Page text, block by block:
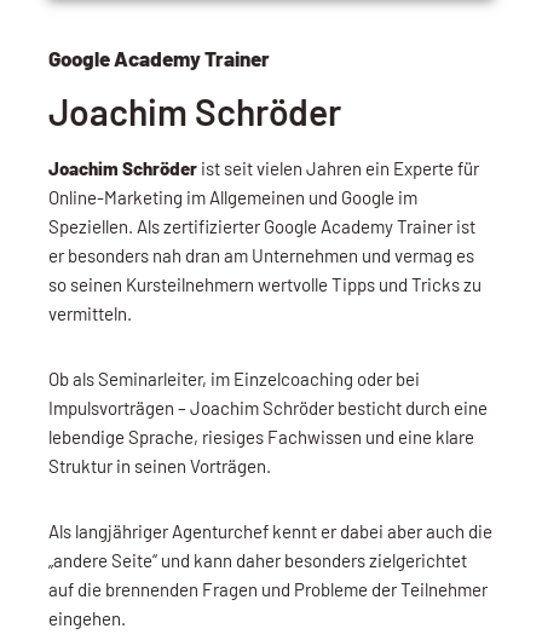
Google Academy Trainer
Joachim Schröder
Joachim Schröder ist seit vielen Jahren ein Experte für
Online-Marketing im Allgemeinen und Google im
Speziellen. Als zertifizierter Google Academy Trainer ist
er besonders nah dran am Unternehmen und vermag es
so seinen Kursteilnehmern wertvolle Tipps und Tricks zu
vermitteln.
Ob als Seminarleiter, im Einzelcoaching oder bei
Impulsvorträgen – Joachim Schröder besticht durch eine
lebendige Sprache, riesiges Fachwissen und eine klare
Struktur in seinen Vorträgen.
Als langjähriger Agenturchef kennt er dabei aber auch die
„andere Seite“ und kann daher besonders zielgerichtet
auf die brennenden Fragen und Probleme der Teilnehmer
eingehen.